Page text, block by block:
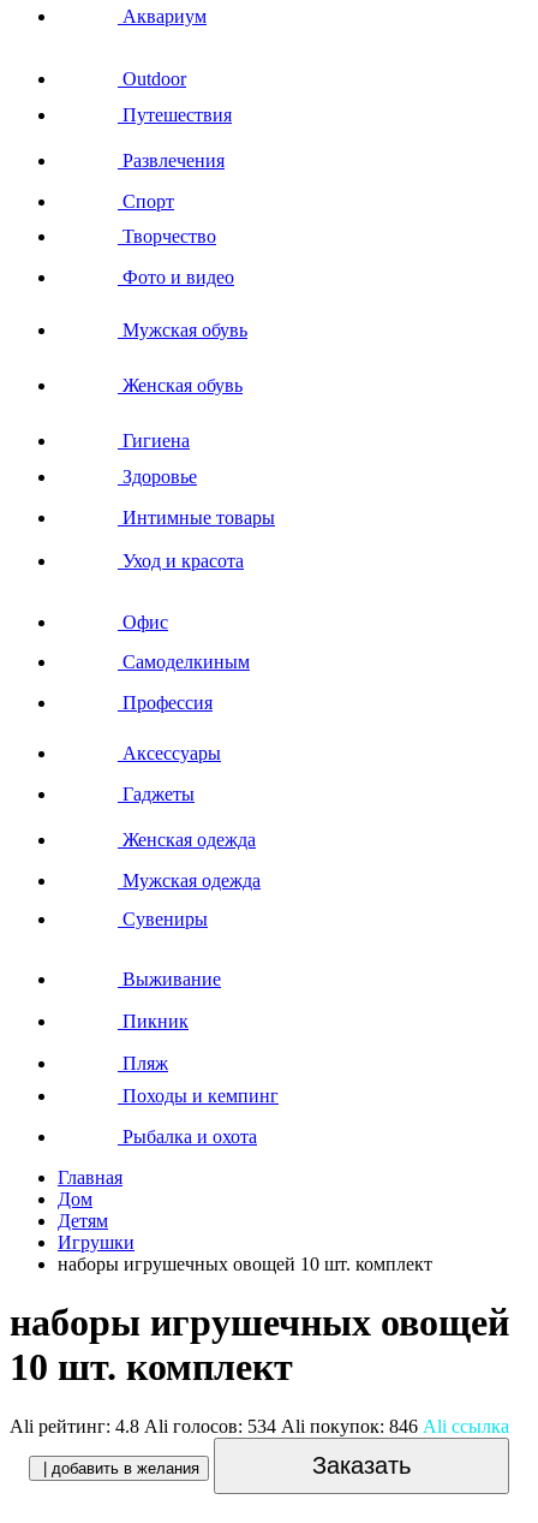
Аквариум
Outdoor
Путешествия
Развлечения
Спорт
Творчество
Фото и видео
Мужская обувь
Женская обувь
Гигиена
Здоровье
Интимные товары
Уход и красота
Офис
Самоделкиным
Профессия
Аксессуары
Гаджеты
Женская одежда
Мужская одежда
Сувениры
Выживание
Пикник
Пляж
Походы и кемпинг
Рыбалка и охота
Главная
Дом
Детям
Игрушки
наборы игрушечных овощей 10 шт. комплект
наборы игрушечных овощей
10 шт. комплект
Ali рейтинг: 4.8 Ali голосов: 534 Ali покупок: 846 Ali ссылка
| добавить в желания Заказать